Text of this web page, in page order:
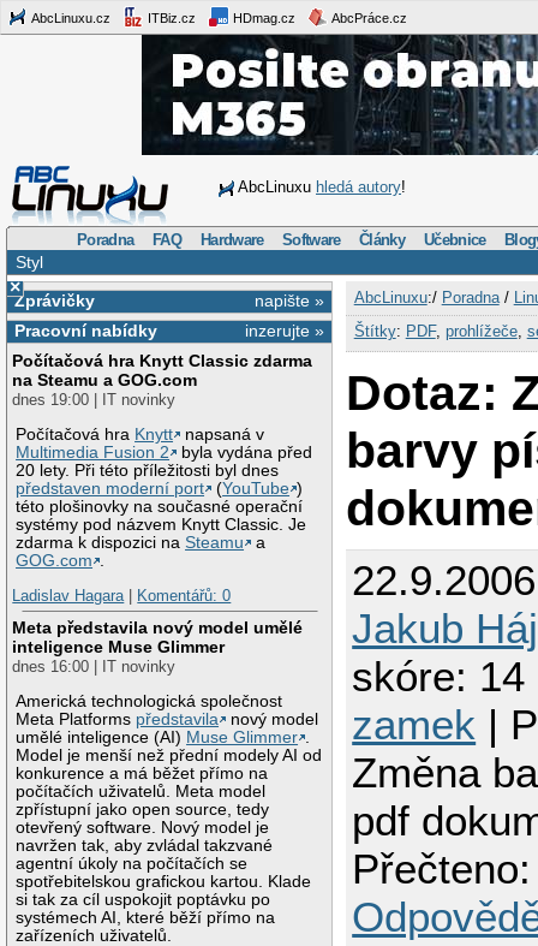
AbcLinuxu.cz ITBiz.cz HDmag.cz AbcPráce.cz
AbcLinuxu hledá autory!
Poradna FAQ Hardware Software Články Učebnice
Styl
×
napište »
Zprávičky
inzerujte »
Pracovní nabídky
Počítačová hra Knytt Classic zdarma
na Steamu a GOG.com
dnes 19:00 | IT novinky
Počítačová hra Knytt
napsaná v
Multimedia Fusion 2
byla vydána před
20 lety. Při této příležitosti byl dnes
představen moderní port
(YouTube )
této plošinovky na současné operační
systémy pod názvem Knytt Classic. Je
zdarma k dispozici naSteamu
a
GOG.com
Ladislav Hagara| Komentářů: 0
Meta představila nový model umělé
inteligence Muse Glimmer
dnes 16:00 | IT novinky
Americká technologická společnost
Meta Platforms představila
nový model
umělé inteligence (AI) Muse Glimmer
Model je menší než přední modely AI od
konkurence a má běžet přímo na
počítačích uživatelů. Meta model
zpřístupní jako open source, tedy
otevřený software. Nový model je
navržen tak, aby zvládal takzvané
agentní úkoly na počítačích se
spotřebitelskou grafickou kartou. Klade
si tak za cíl uspokojit poptávku po
systémech AI, které běží přímo na
zařízeních uživatelů.
AbcLinuxu:/ Poradna/
Štítky: PDF, prohlížeče,
Dotaz:
barvy
Jakub
skóre: 14
zamek |
Změna
pdf